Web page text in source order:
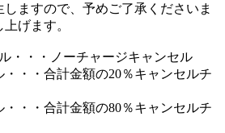
しますので、予めご了承くださいま
げます。
・・・ノーチャージキャンセル
・・合計金額の20％キャンセルチ
・・合計金額の80％キャンセルチ